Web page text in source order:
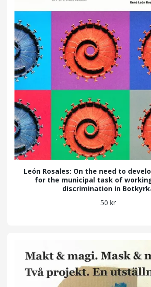
León Rosales: On the need to
for the municipal task of
discrimination in
50 kr